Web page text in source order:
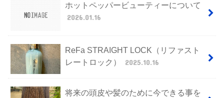
ホットペッパービューティーについて
2026.01.16
ReFa STRAIGHT LOCK（リファスト
レートロック）
2025.10.16
将来の頭皮や髪のために今できる事を